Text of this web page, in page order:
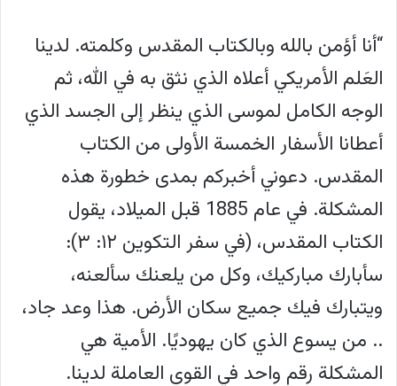
“أنا أؤمن بالله وبالكتاب المقدس وكلمته. لدينا
العَلم الأمريكي أعلاه الذي نثق به في الله، ثم
الوجه الكامل لموسى الذي ينظر إلى الجسد الذي
أعطانا الأسفار الخمسة الأولى من الكتاب
المقدس. دعوني أخبركم بمدى خطورة هذه
المشكلة. في عام 1885 قبل الميلاد، يقول
الكتاب المقدس، (في سفر التكوين ١٢: ٣):
سأبارك مباركيك، وكل من يلعنك سألعنه،
ويتبارك فيك جميع سكان الأرض. هذا وعد جاد،
.. من يسوع الذي كان يهوديًا. الأمية هي
المشكلة رقم واحد في القوى العاملة لدينا.